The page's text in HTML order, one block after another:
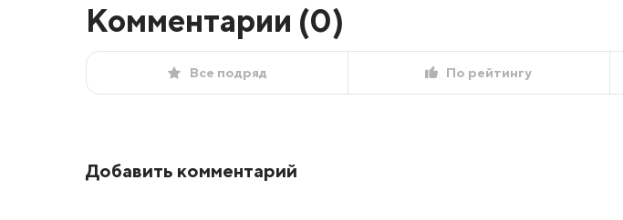
Комментарии (0)
Все подряд По рейтингу
Добавить комментарий